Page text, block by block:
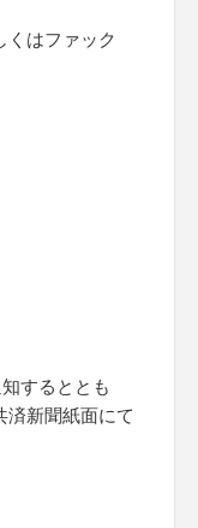
くはファック
するととも
済新聞紙面にて